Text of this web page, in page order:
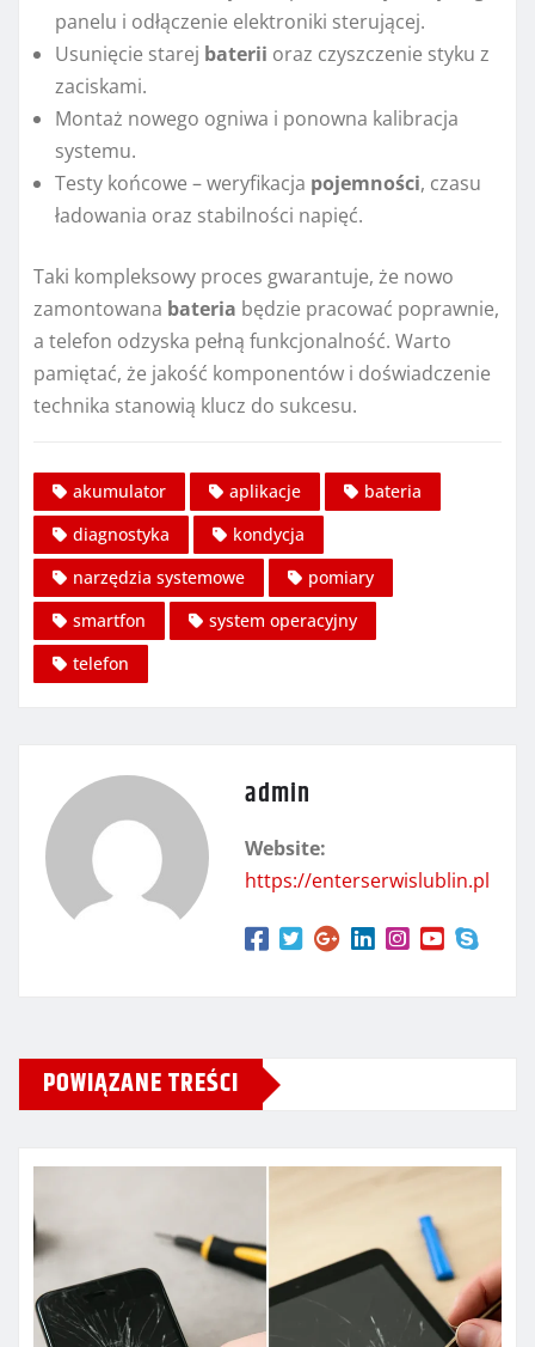
panelu i odłączenie elektroniki sterującej.
Usunięcie starej baterii oraz czyszczenie styku z
zaciskami.
Montaż nowego ogniwa i ponowna kalibracja
systemu.
Testy końcowe – weryfikacja pojemności, czasu
ładowania oraz stabilności napięć.
Taki kompleksowy proces gwarantuje, że nowo
zamontowana bateria będzie pracować poprawnie,
a telefon odzyska pełną funkcjonalność. Warto
pamiętać, że jakość komponentów i doświadczenie
technika stanowią klucz do sukcesu.
akumulator aplikacje
bateria
diagnostyka
kondycja
narzędzia systemowe
pomiary
smartfon
system operacyjny
telefon
admin
Website:
https://enterserwislublin.pl
POWIĄZANE TREŚCI